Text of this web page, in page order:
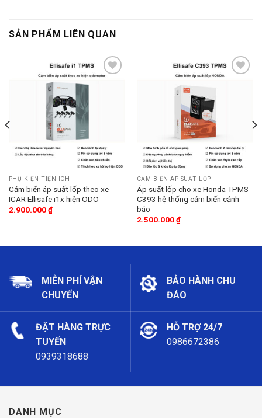
SẢN PHẨM LIÊN QUAN
PHỤ KIỆN TIỆN ÍCH
Cảm biến áp suất lốp theo xe
ICAR Ellisafe i1x hiện ODO
2.900.000₫
CẢM BIẾN ÁP SUẤT LỐP
Áp suất lốp cho xe Honda TPMS
C393 hệ thống cảm biến cảnh
báo
2.500.000₫
MIỄN PHÍ VẬN
CHUYỂN
BẢO HÀNH CHU
ĐÁO
ĐẶT HÀNG TRỰC
TUYẾN
0939318688
HỖ TRỢ 24/7
0986672386
DANH MỤC